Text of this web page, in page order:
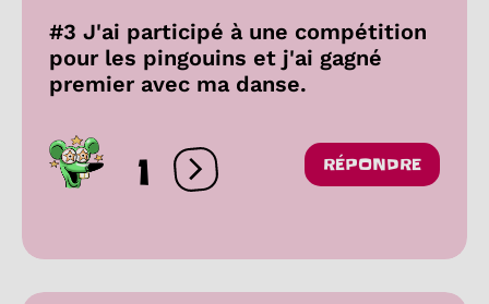
#3 J'ai participé à une compétition
pour les pingouins et j'ai gagné
premier avec ma danse.
1 Ouvrir les réactions
RÉPONDRE